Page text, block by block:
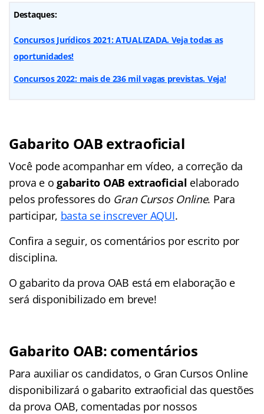
Destaques:
Concursos Jurídicos 2021: ATUALIZADA. Veja todas as
oportunidades!
Concursos 2022: mais de 236 mil vagas previstas. Veja!
Gabarito OAB extraoficial
Você pode acompanhar em vídeo, a correção da
prova e ogabarito OAB extraoficial elaborado
pelos professores do Gran Cursos Online. Para
participar, basta se inscrever AQUI.
Confira a seguir, os comentários por escrito por
disciplina.
O gabarito da prova OAB está em elaboração e
será disponibilizado em breve!
Gabarito OAB: comentários
Para auxiliar os candidatos, o Gran Cursos Online
disponibilizará o gabarito extraoficial das questões
da prova OAB, comentadas por nossos